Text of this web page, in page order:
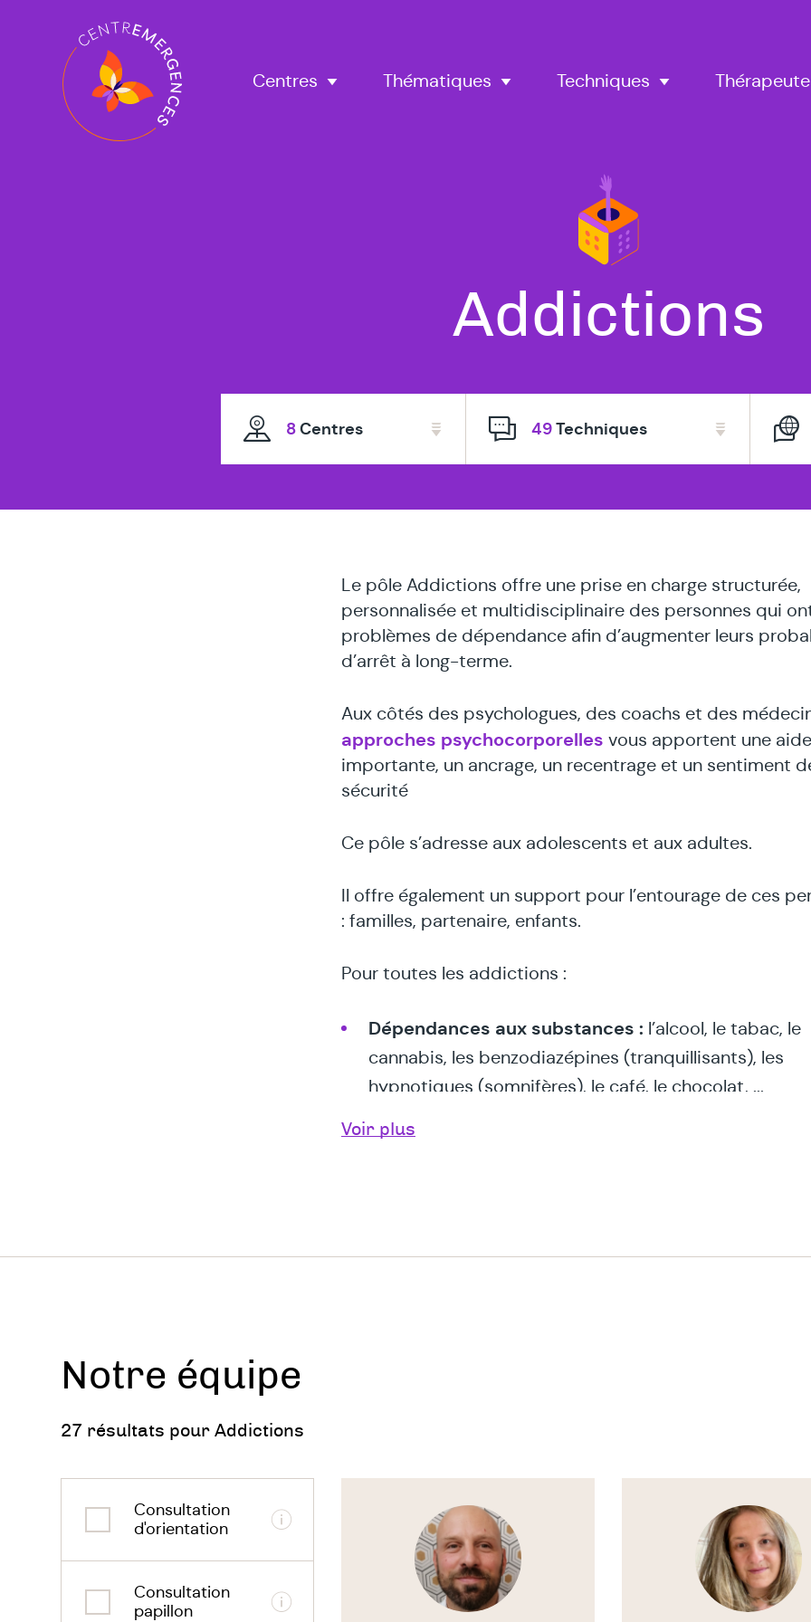
Tous
nos
thérapeutes
spécialisé
en
Addictions
8Centres 49Techniques
Navigation
principale
Centres Thématiques Techniques
Le pôle Addictions offre une prise en charge structurée,
personnalisée et multidisciplinaire des personnes qui
problèmes de dépendance afin d’augmenter leurs
d’arrêt à long-terme.
Aux côtés des psychologues, des coachs et des
approches psychocorporelles vous apportent une aide
importante, un ancrage, un recentrage et un sentiment
sécurité
Ce pôle s’adresse aux adolescents et aux adultes.
Il offre également un support pour l’entourage de ces
: familles, partenaire, enfants.
Pour toutes les addictions​ :​
Dépendances aux substances​ : l’alcool, le tabac, le
cannabis, les benzodiazépines (tranquillisants), les
hypnotiques (somnifères), le café, le chocolat, ...
Dépendances comportementales​ :
pendant la phase de dépendance, au moment du
celui de l’abstinence.
Les violences: violences verbales, contrôle de
endettement, violences physiques
Voir plus
Notre équipe
27 résultats pour Addictions
Consultation
d'orientation
Informations
Consultation
papillon
Informations
Voir
Voir